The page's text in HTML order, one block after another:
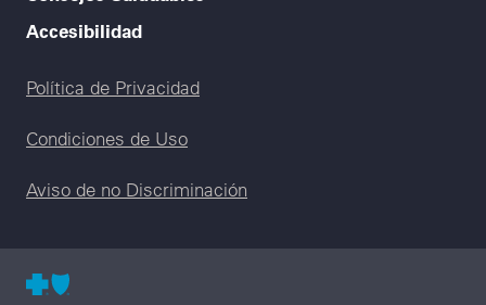
Accesibilidad
Legal menu
Política de Privacidad
Condiciones de Uso
Aviso de no Discriminación